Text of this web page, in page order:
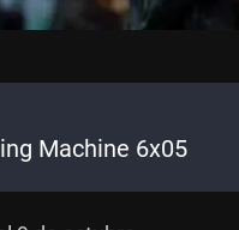
Machine 6x05